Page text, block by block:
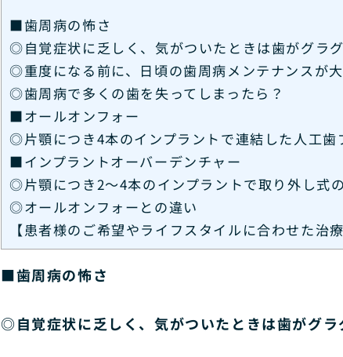
■歯周病の怖さ
◎自覚症状に乏しく、気がついたときは歯がグラ
◎重度になる前に、日頃の歯周病メンテナンスが
◎歯周病で多くの歯を失ってしまったら？
■オールオンフォー
◎片顎につき4本のインプラントで連結した人工歯
■インプラントオーバーデンチャー
◎片顎につき2～4本のインプラントで取り外し式
◎オールオンフォーとの違い
【患者様のご希望やライフスタイルに合わせた治
■歯周病の怖さ
◎自覚症状に乏しく、気がついたときは歯がグ